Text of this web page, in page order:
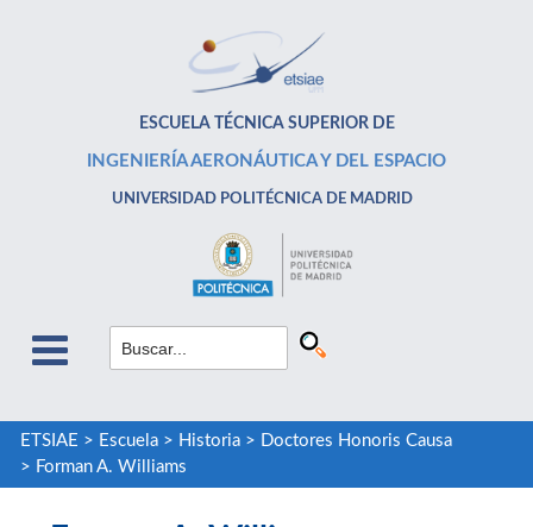
ESCUELA TÉCNICA SUPERIOR DE
INGENIERÍA AERONÁUTICA Y DEL ESPACIO
UNIVERSIDAD POLITÉCNICA DE MADRID
ETSIAE > Escuela> Historia> Doctores Honoris Causa
> Forman A. Williams